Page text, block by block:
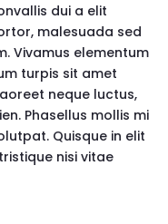
dui a elit
malesuada sed
Vivamus elementum
turpis sit amet
neque luctus,
Phasellus mollis mi
Quisque in elit
nisi vitae